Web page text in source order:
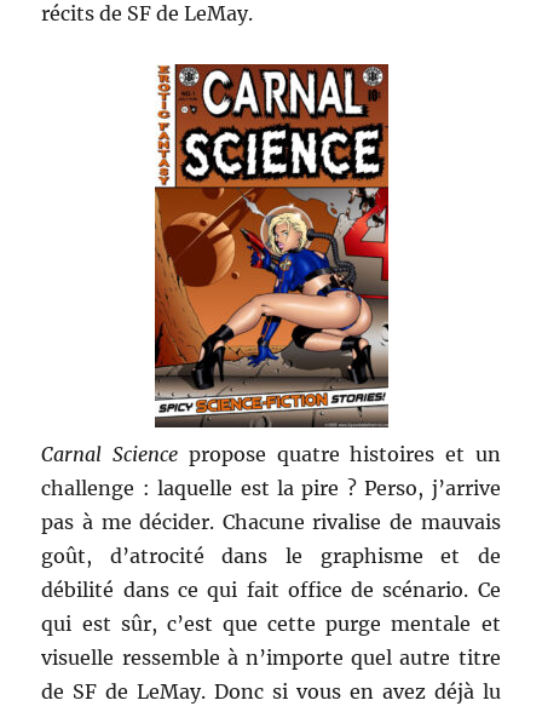
récits de SF de LeMay.
Carnal Science propose quatre histoires et un
challenge : laquelle est la pire ? Perso, j’arrive
pas à me décider. Chacune rivalise de mauvais
goût, d’atrocité dans le graphisme et de
débilité dans ce qui fait office de scénario. Ce
qui est sûr, c’est que cette purge mentale et
visuelle ressemble à n’importe quel autre titre
de SF de LeMay. Donc si vous en avez déjà lu